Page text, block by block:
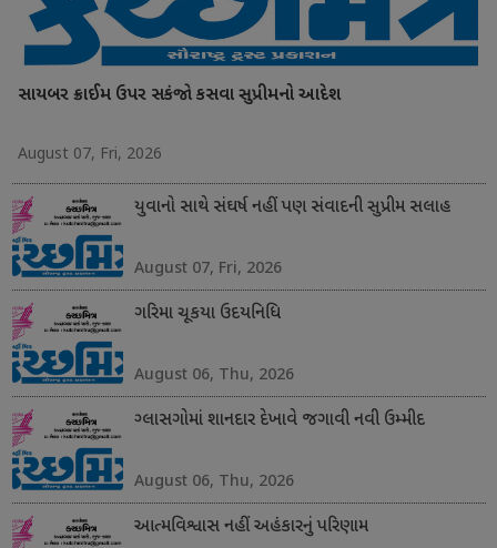
સાયબર ક્રાઈમ ઉપર સકંજો કસવા સુપ્રીમનો આદેશ
August 07, Fri, 2026
યુવાનો સાથે સંઘર્ષ નહીં પણ સંવાદની સુપ્રીમ સલાહ
August 07, Fri, 2026
ગરિમા ચૂકયા ઉદયનિધિ
August 06, Thu, 2026
ગ્લાસગોમાં શાનદાર દેખાવે જગાવી નવી ઉમ્મીદ
August 06, Thu, 2026
આત્મવિશ્વાસ નહીં અહંકારનું પરિણામ